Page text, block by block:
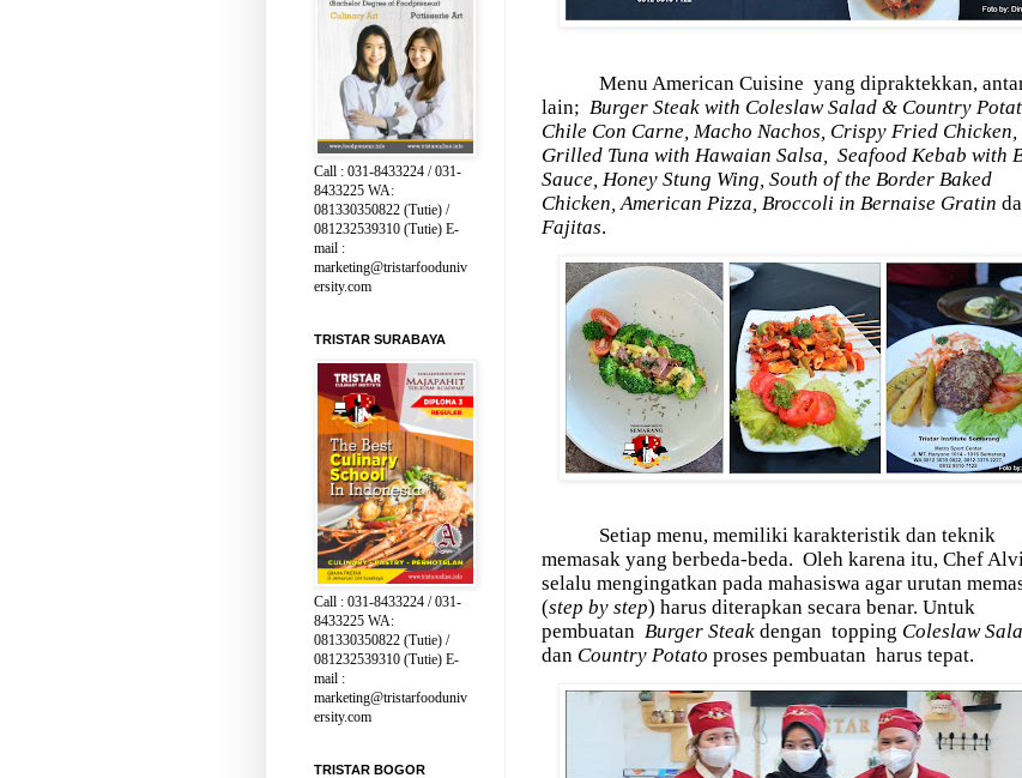
Menu American Cuisine yang dipraktekkan,
lain; Burger Steak with Coleslaw Salad & Country
Chile Con Carne, Macho Nachos, Crispy Fried Chicken,
Grilled Tuna with Hawaian Salsa,
Seafood Kebab with
Sauce, Honey Stung Wing, South of the Border Baked
Chicken, American Pizza, Broccoli in Bernaise Gratin
Fajitas.
Setiap menu, memiliki karakteristik dan teknik
memasak yang berbeda-beda. Oleh karena itu, Chef
selalu mengingatkan pada mahasiswa agar urutan
(step by step) harus diterapkan secara benar. Untuk
pembuatan Burger Steak dengan topping Coleslaw
dan Country Potato proses pembuatan harus tepat.
Call : 031-8433224 / 031-
8433225 WA:
081330350822 (Tutie) /
081232539310 (Tutie) E-
mail :
marketing@tristarfooduniv
ersity.com
TRISTAR SURABAYA
Call : 031-8433224 / 031-
8433225 WA:
081330350822 (Tutie) /
081232539310 (Tutie) E-
mail :
marketing@tristarfooduniv
ersity.com
TRISTAR BOGOR